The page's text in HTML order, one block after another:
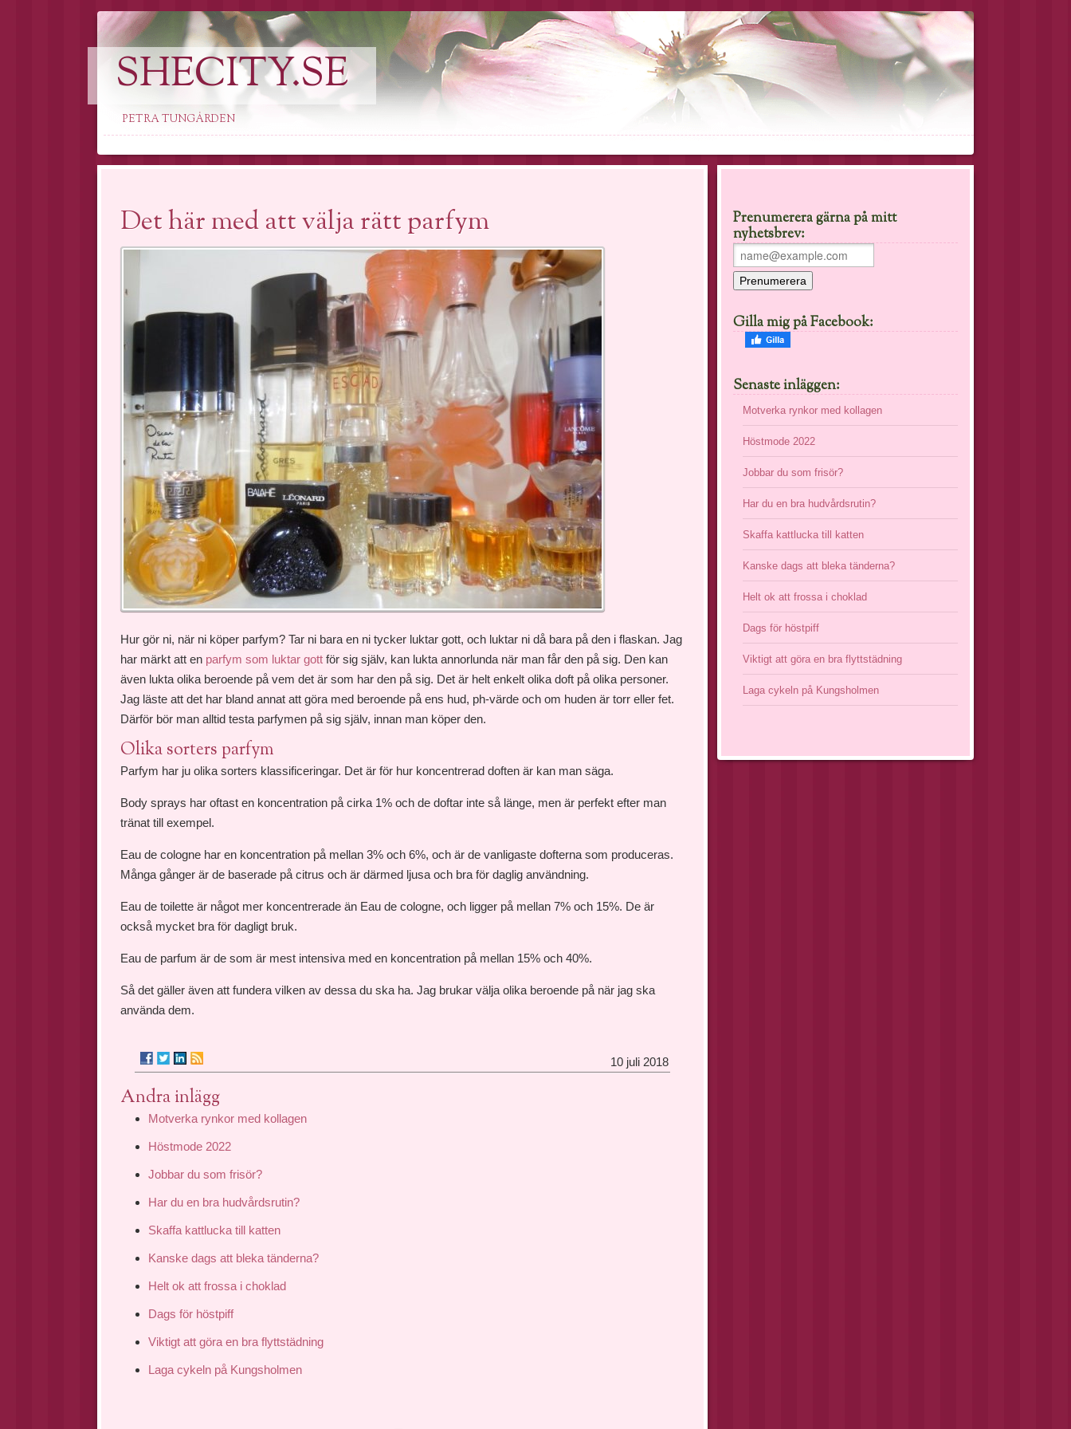
SHECITY.SE
PETRA TUNGÅRDEN
Det här med att välja rätt parfym
Hur gör ni, när ni köper parfym? Tar ni bara en ni tycker luktar gott, och luktar ni då bara på den i flaskan. Jag
har märkt att en parfym som luktar gott för sig själv, kan lukta annorlunda när man får den på sig. Den kan
även lukta olika beroende på vem det är som har den på sig. Det är helt enkelt olika doft på olika personer.
Jag läste att det har bland annat att göra med beroende på ens hud, ph-värde och om huden är torr eller fet.
Därför bör man alltid testa parfymen på sig själv, innan man köper den.
Olika sorters parfym
Parfym har ju olika sorters klassificeringar. Det är för hur koncentrerad doften är kan man säga.
Body sprays har oftast en koncentration på cirka 1% och de doftar inte så länge, men är perfekt efter man
tränat till exempel.
Eau de cologne har en koncentration på mellan 3% och 6%, och är de vanligaste dofterna som produceras.
Många gånger är de baserade på citrus och är därmed ljusa och bra för daglig användning.
Eau de toilette är något mer koncentrerade än Eau de cologne, och ligger på mellan 7% och 15%. De är
också mycket bra för dagligt bruk.
Eau de parfum är de som är mest intensiva med en koncentration på mellan 15% och 40%.
Så det gäller även att fundera vilken av dessa du ska ha. Jag brukar välja olika beroende på när jag ska
använda dem.
10 juli 2018
Andra inlägg
Motverka rynkor med kollagen
Höstmode 2022
Jobbar du som frisör?
Har du en bra hudvårdsrutin?
Skaffa kattlucka till katten
Kanske dags att bleka tänderna?
Helt ok att frossa i choklad
Dags för höstpiff
Viktigt att göra en bra flyttstädning
Laga cykeln på Kungsholmen
Prenumerera gärna på mitt
nyhetsbrev:
Gilla mig på Facebook:
Senaste inläggen:
Motverka rynkor med kollagen
Höstmode 2022
Jobbar du som frisör?
Har du en bra hudvårdsrutin?
Skaffa kattlucka till katten
Kanske dags att bleka tänderna?
Helt ok att frossa i choklad
Dags för höstpiff
Viktigt att göra en bra flyttstädning
Laga cykeln på Kungsholmen